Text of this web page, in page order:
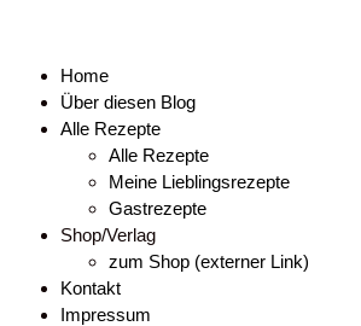
Home
Über diesen Blog
Alle Rezepte
Alle Rezepte
Meine Lieblingsrezepte
Gastrezepte
Shop/Verlag
zum Shop (externer Link)
Kontakt
Impressum